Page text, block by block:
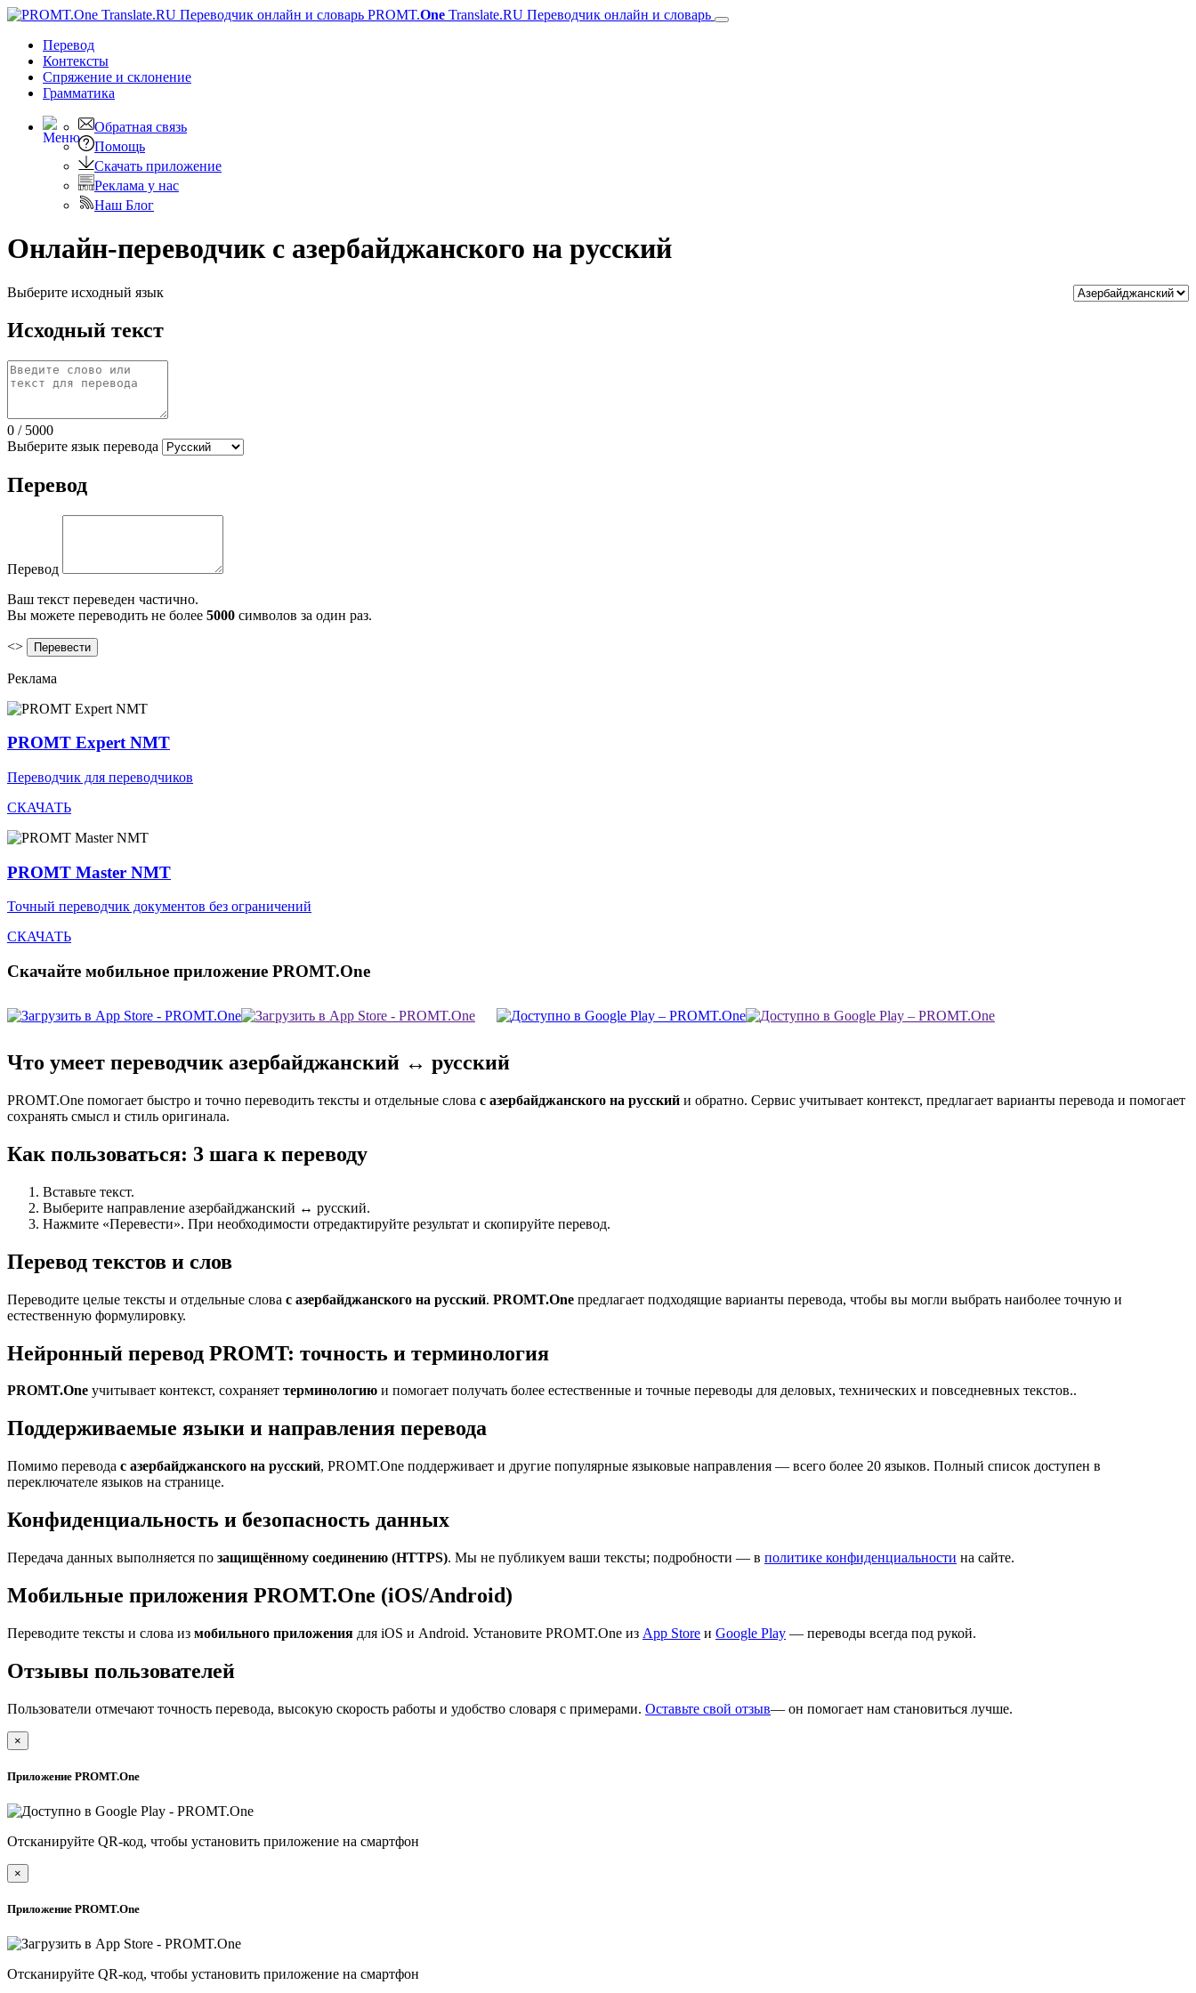
PROMT.One Translate.RU Переводчик онлайн и словарь
Перевод
Контексты
Спряжение и склонение
Грамматика
Обратная связь
Помощь
Скачать приложение
Реклама у нас
Наш Блог
Онлайн-переводчик с азербайджанского на русский
Выберите исходный язык
Исходный текст
0 / 5000
Выберите язык перевода
Перевод
Перевод
Ваш текст переведен частично.
Вы можете переводить не более 5000 символов за один раз.
<>
Реклама
PROMT Expert NMT
Переводчик для переводчиков
СКАЧАТЬ
PROMT Master NMT
Точный переводчик документов без ограничений
СКАЧАТЬ
Скачайте мобильное приложение PROMT.One
Что умеет переводчик азербайджанский ↔ русский
PROMT.One помогает быстро и точно переводить тексты и отдельные слова с азербайджанского на русский и обратно. Сервис учитывает контекст, предлагает варианты перевода и помогает
сохранять смысл и стиль оригинала.
Как пользоваться: 3 шага к переводу
Вставьте текст.
Выберите направление азербайджанский ↔ русский.
Нажмите «Перевести». При необходимости отредактируйте результат и скопируйте перевод.
Перевод текстов и слов
Переводите целые тексты и отдельные слова с азербайджанского на русский. PROMT.One предлагает подходящие варианты перевода, чтобы вы могли выбрать наиболее точную и
естественную формулировку.
Нейронный перевод PROMT: точность и терминология
PROMT.One учитывает контекст, сохраняет терминологию и помогает получать более естественные и точные переводы для деловых, технических и повседневных текстов..
Поддерживаемые языки и направления перевода
Помимо перевода с азербайджанского на русский, PROMT.One поддерживает и другие популярные языковые направления — всего более 20 языков. Полный список доступен в
переключателе языков на странице.
Конфиденциальность и безопасность данных
Передача данных выполняется по защищённому соединению (HTTPS). Мы не публикуем ваши тексты; подробности — в политике конфиденциальности на сайте.
Мобильные приложения PROMT.One (iOS/Android)
Переводите тексты и слова из мобильного приложения для iOS и Android. Установите PROMT.One из App Store и Google Play — переводы всегда под рукой.
Отзывы пользователей
Пользователи отмечают точность перевода, высокую скорость работы и удобство словаря с примерами. Оставьте свой отзыв— он помогает нам становиться лучше.
×
Приложение PROMT.One
Отсканируйте QR-код, чтобы установить приложение на смартфон
×
Приложение PROMT.One
Отсканируйте QR-код, чтобы установить приложение на смартфон